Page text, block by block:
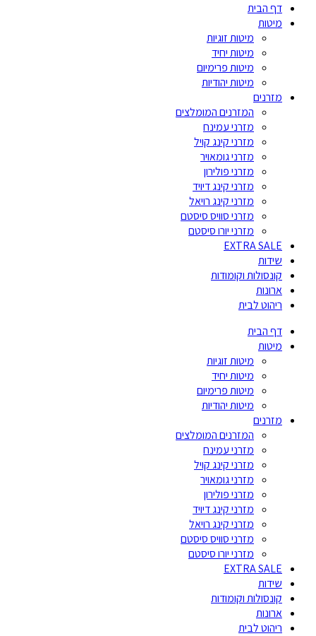
דף הבית
מיטות
מיטות זוגיות
מיטות יחיד
מיטות פרימיום
מיטות יהודיות
מזרנים
המזרנים המומלצים
מזרני עמינח
מזרני קינג קויל
מזרני גומאויר
מזרני פולירון
מזרני קינג דיויד
מזרני קינג רויאל
מזרני סוויס סיסטם
מזרני יורו סיסטם
EXTRA SALE
שידות
קונסולות וקומודות
ארונות
ריהוט לבית
דף הבית
מיטות
מיטות זוגיות
מיטות יחיד
מיטות פרימיום
מיטות יהודיות
מזרנים
המזרנים המומלצים
מזרני עמינח
מזרני קינג קויל
מזרני גומאויר
מזרני פולירון
מזרני קינג דיויד
מזרני קינג רויאל
מזרני סוויס סיסטם
מזרני יורו סיסטם
EXTRA SALE
שידות
קונסולות וקומודות
ארונות
ריהוט לבית